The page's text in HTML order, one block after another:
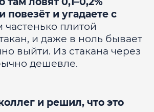
повезёт и угадаете с
частенько плитой
и даже в ноль бывает
выйти. Из стакана через
дешевле.
и решил, что это